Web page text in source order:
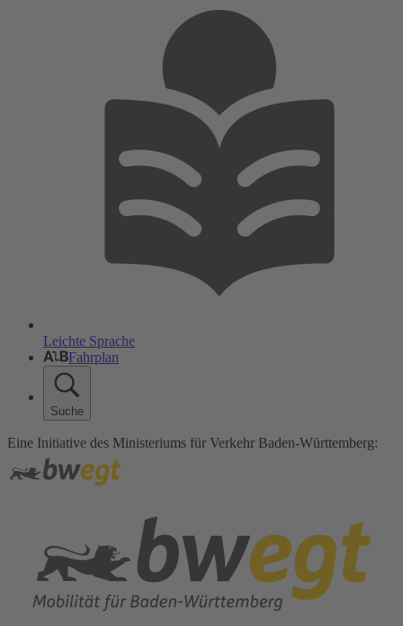
Leichte Sprache
Fahrplan
Suche
Eine Initiative des Ministeriums für Verkehr Baden-Württemberg: